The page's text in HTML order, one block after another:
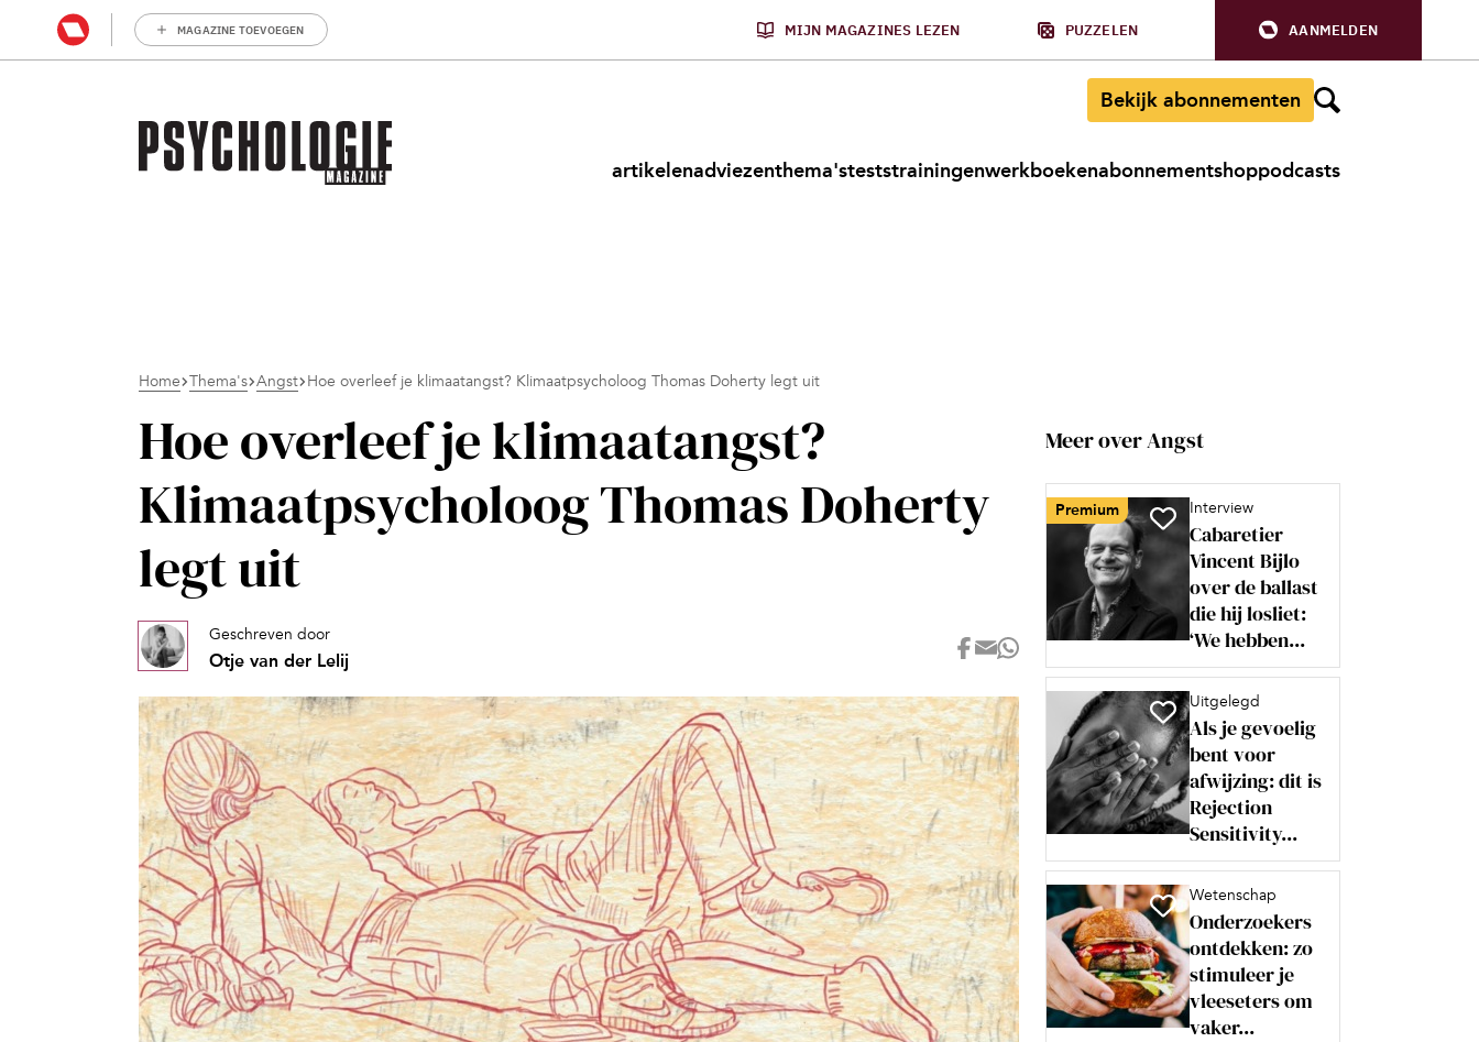
MAGAZINE TOEVOEGEN MIJN MAGAZINES LEZEN PUZZELEN AANMELDEN
Bekijk abonnementen
artikelenadviezenthema'steststrainingenwerkboekenabonnementshoppodcasts
Home Thema's Angst Hoe overleef je klimaatangst? Klimaatpsycholoog Thomas Doherty legt uit
Hoe overleef je klimaatangst?
Klimaatpsycholoog Thomas Doherty
legt uit
Geschreven door
Otje van der Lelij
Meer over Angst
Premium Interview
Cabaretier
Vincent Bijlo
over de ballast
die hij losliet:
‘We hebben...
Uitgelegd
Als je gevoelig
bent voor
afwijzing: dit is
Rejection
Sensitivity...
Wetenschap
Onderzoekers
ontdekken: zo
stimuleer je
vleeseters om
vaker...